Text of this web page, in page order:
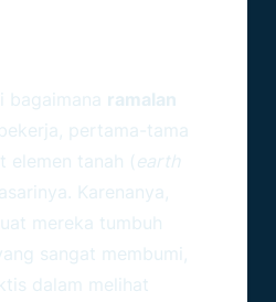
bagaimana ramalan
bekerja, pertama-tama
elemen tanah (earth
Karenanya,
mereka tumbuh
sangat membumi,
dalam melihat